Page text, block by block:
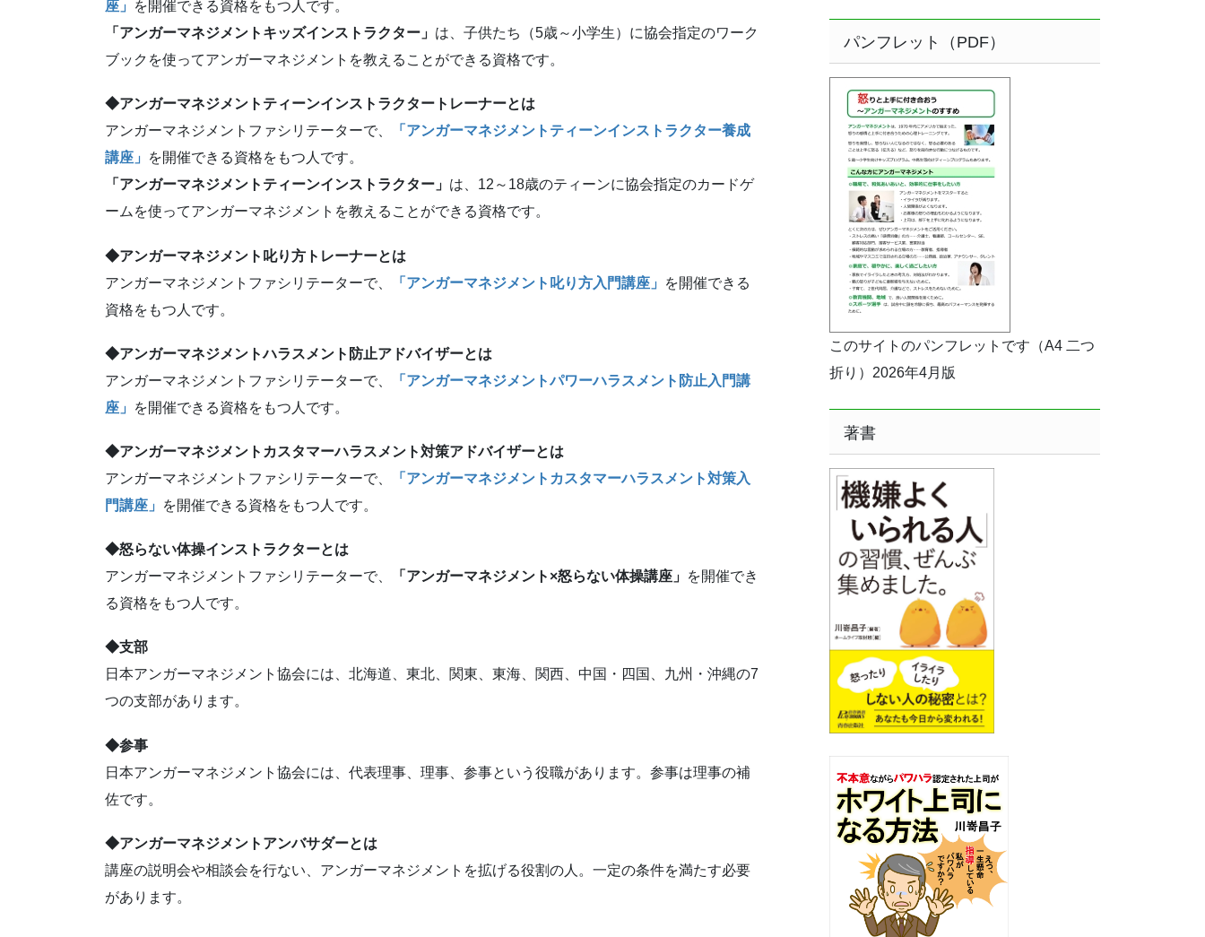
座」
を開催できる資格をもつ人です。
「アンガーマネジメントキッズインストラクター」 は、子供たち（5歳～小学生）に協会指定のワーク
ブックを使ってアンガーマネジメントを教えることができる資格です。
◆アンガーマネジメントティーンインストラクタートレーナーとは
アンガーマネジメントファシリテーターで、
「アンガーマネジメントティーンインストラクター養成
講座」
を開催できる資格をもつ人です。
「アンガーマネジメントティーンインストラクター」 は、12～18歳のティーンに協会指定のカードゲ
ームを使ってアンガーマネジメントを教えることができる資格です。
◆アンガーマネジメント叱り方トレーナーとは
アンガーマネジメントファシリテーターで、
「アンガーマネジメント叱り方入門講座」
を開催できる
資格をもつ人です。
◆アンガーマネジメントハラスメント防止アドバイザーとは
アンガーマネジメントファシリテーターで、
「アンガーマネジメントパワーハラスメント防止入門講
座」
を開催できる資格をもつ人です。
◆アンガーマネジメントカスタマーハラスメント対策アドバイザーとは
アンガーマネジメントファシリテーターで、
「アンガーマネジメントカスタマーハラスメント対策入
門講座」
を開催できる資格をもつ人です。
◆怒らない体操インストラクターとは
アンガーマネジメントファシリテーターで、
「アンガーマネジメント×怒らない体操講座」 を開催でき
る資格をもつ人です。
◆支部
日本アンガーマネジメント協会には、北海道、東北、関東、東海、関西、中国・四国、九州・沖縄の7
つの支部があります。
◆参事
日本アンガーマネジメント協会には、代表理事、理事、参事という役職があります。参事は理事の補
佐です。
◆アンガーマネジメントアンバサダーとは
講座の説明会や相談会を行ない、アンガーマネジメントを拡げる役割の人。一定の条件を満たす必要
があります。
パンフレット（PDF）
このサイトのパンフレットです（A4 二つ
折り）2026年4月版
著書